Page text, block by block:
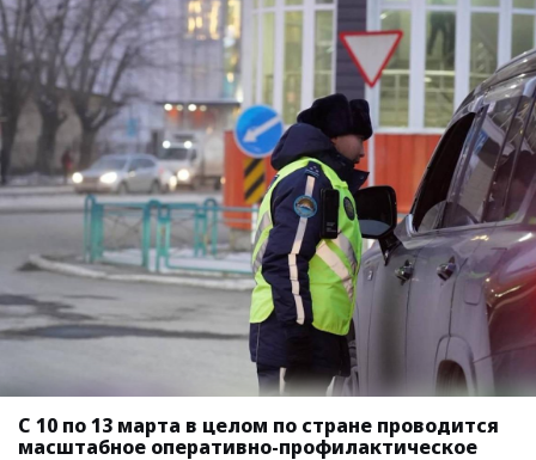
С 10 по 13 марта в целом по стране проводится
масштабное оперативно-профилактическое